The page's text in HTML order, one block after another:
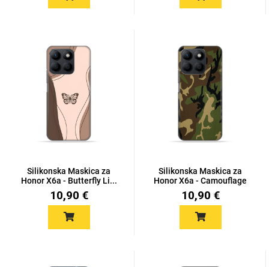
Silikonska Maskica za
Honor X6a - Butterfly Li...
10,90 €
Silikonska Maskica za
Honor X6a - Camouflage
10,90 €
Svijet životinja Auto - Moto motivi
Mandale / Cvjetni